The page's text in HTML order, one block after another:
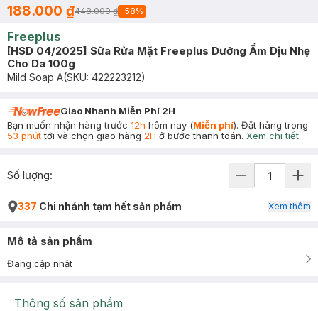
188.000 ₫448.000 ₫ -58%
Freeplus
[HSD 04/2025] Sữa Rửa Mặt Freeplus Dưỡng Ẩm Dịu Nhẹ
Cho Da 100g
Mild Soap A(SKU: 422223212)
Giao Nhanh Miễn Phí 2H
Bạn muốn nhận hàng trước 12h hôm nay (Miễn phí). Đặt hàng trong
53 phúttới và chọn giao hàng 2H ở bước thanh toán. Xem chi tiết
Số lượng:
337 Chi nhánh tạm hết sản phẩm Xem thêm
Mô tả sản phẩm
Đang cập nhật
Thông số sản phẩm